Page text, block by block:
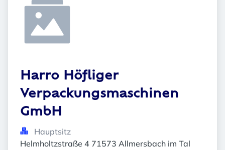
Harro Höfliger
Verpackungsmaschinen
GmbH
Hauptsitz
Helmholtzstraße 4 71573 Allmersbach im Tal